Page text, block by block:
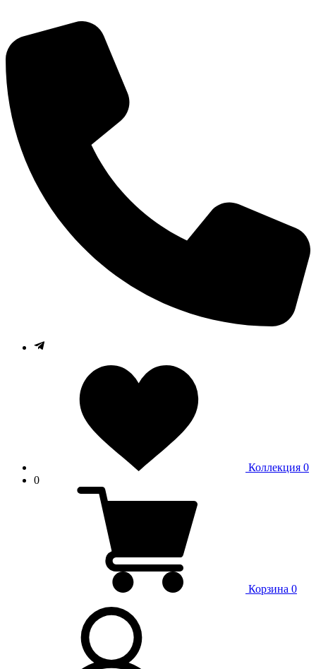
Коллекция 0
0
Корзина 0